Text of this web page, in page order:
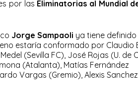
por las Eliminatorias al Mundial
Jorge Sampaoli ya tiene definido
estaría conformado por Claudio
(Sevilla FC), José Rojas (U. de
(Atalanta), Matías Fernández
Vargas (Gremio), Alexis